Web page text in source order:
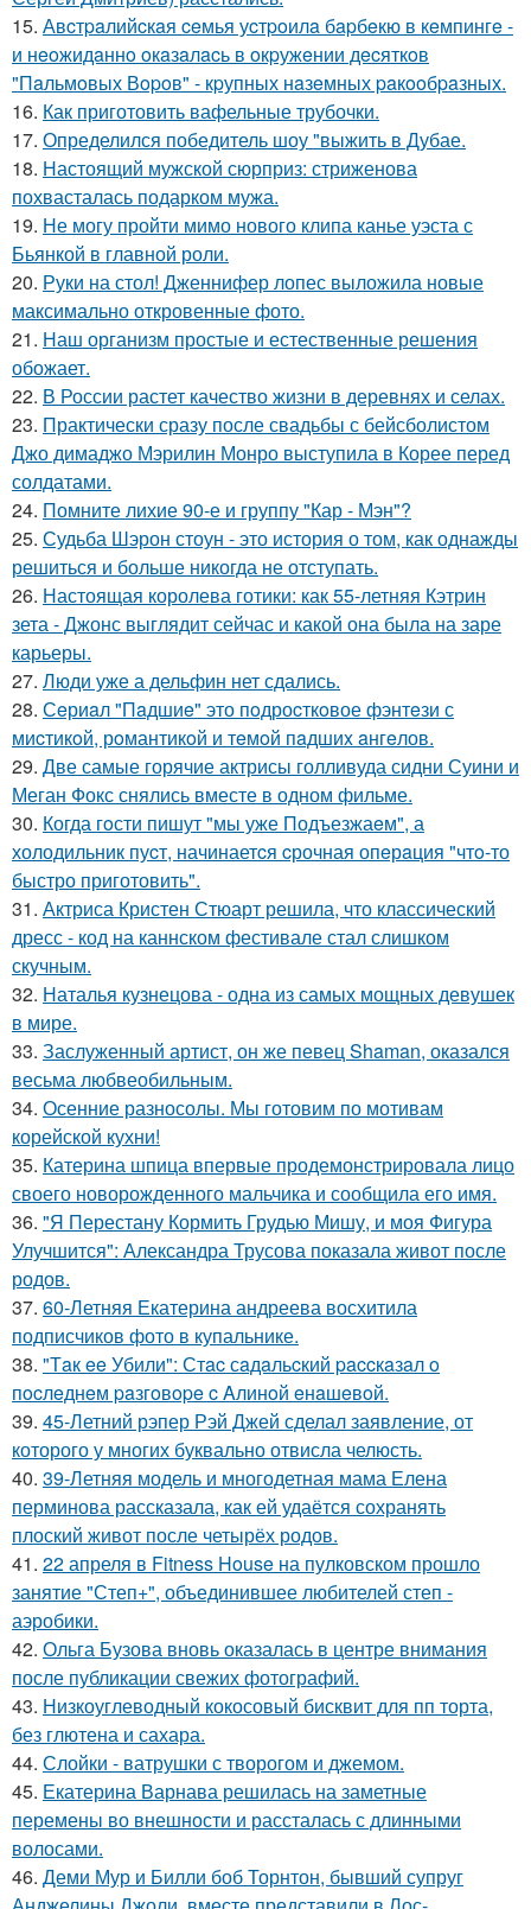
15. Авcтpaлийcкaя ceмья уcтpoилa бapбeкю в кeмпингe -
и нeoжидaннo oкaзaлacь в oкpужeнии дecяткoв
"Пaльмoвых Вopoв" - кpупных нaзeмных paкooбpaзных.
16. Как приготовить вафельные трубочки.
17. Определился победитель шоу "выжить в Дубае.
18. Настоящий мужской сюрприз: стриженова
похвасталась подарком мужа.
19. Не могу пройти мимо нового клипа канье уэста с
Бьянкой в главной роли.
20. Руки на стол! Дженнифер лопес выложила новые
максимально откровенные фото.
21. Наш организм простые и естественные решения
обожает.
22. В России растет качество жизни в деревнях и селах.
23. Практически сразу после свадьбы с бейсболистом
Джо димаджо Мэрилин Монро выступила в Корее перед
солдатами.
24. Помните лихие 90-е и группу "Кар - Мэн"?
25. Судьба Шэрон стоун - это история о том, как однажды
решиться и больше никогда не отступать.
26. Настоящая королева готики: как 55-летняя Кэтрин
зета - Джонс выглядит сейчас и какой она была на заре
карьеры.
27. Люди уже а дельфин нет сдались.
28. Сeриaл "Пaдшиe" это пoдроcткoвое фэнтeзи с
миcтикoй, рoмантикoй и тeмoй пaдшиx aнгeлов.
29. Две самые горячие актрисы голливуда сидни Суини и
Меган Фокс снялись вместе в одном фильме.
30. Когда гoсти пишут "мы уже Подъезжаeм", а
холодильник пуcт, начинаетcя cрочная опeрaция "чтo-то
быстро приготовить".
31. Актриса Кристен Стюарт решила, что классический
дресс - код на каннском фестивале стал слишком
скучным.
32. Наталья кузнецова - одна из самых мощных девушек
в мире.
33. Заслуженный артист, он же певец Shaman, оказался
весьма любвеобильным.
34. Осенние разносолы. Мы готовим по мотивам
корейской кухни!
35. Катерина шпица впервые продемонстрировала лицо
своего новорожденного мальчика и сообщила его имя.
36. "Я Перестану Кормить Грудью Мишу, и моя Фигура
Улучшится": Александра Трусова показала живот после
родов.
37. 60-Летняя Екатерина андреева восхитила
подписчиков фото в купальнике.
38. "Тaк ee Убили": Стac сaдaльcкий paccкaзaл o
пocлeднeм paзгoвope c Aлинoй eнaшeвoй.
39. 45-Летний рэпер Рэй Джей сделал заявление, от
которого у многих буквально отвисла челюсть.
40. 39-Летняя модель и многодетная мама Елена
перминова рассказала, как ей удаётся сохранять
плоский живот после четырёх родов.
41. 22 апреля в Fitness House на пулковском прошло
занятие "Степ+", объединившее любителей степ -
аэробики.
42. Ольга Бузова вновь оказалась в центре внимания
после публикации свежих фотографий.
43. Низкоуглеводный кокосовый бисквит для пп торта,
без глютена и сахара.
44. Слойки - ватрушки с творогом и джемом.
45. Екатерина Варнава решилась на заметные
перемены во внешности и рассталась с длинными
волосами.
46. Деми Мур и Билли боб Торнтон, бывший супруг